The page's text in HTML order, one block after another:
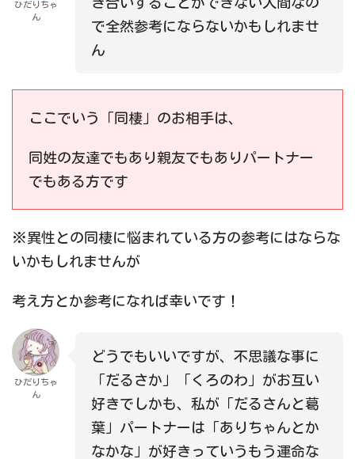
ひだりちゃ
ん
で全然参考にならないかもしれませ
ん
ここでいう「同棲」のお相手は、
同姓の友達でもあり親友でもありパートナー
でもある方です
※異性との同棲に悩まれている方の参考にはならな
いかもしれませんが
考え方とか参考になれば幸いです！
ひだりちゃ
ん
どうでもいいですが、不思議な事に
「だるさか」「くろのわ」がお互い
好きでしかも、私が「だるさんと葛
葉」パートナーは「ありちゃんとか
なかな」が好きっていうもう運命な